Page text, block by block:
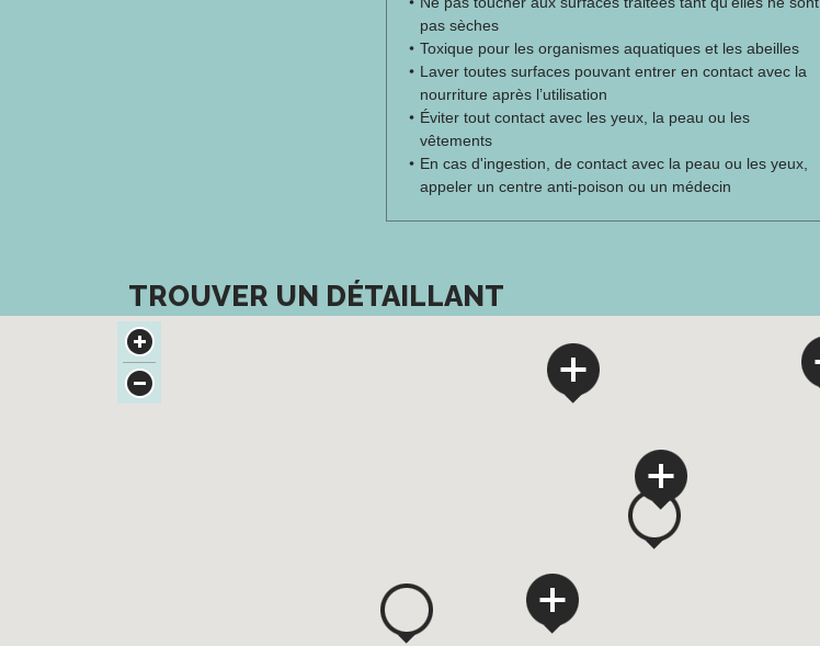
pas sèches
Toxique pour les organismes aquatiques et les abeilles
Laver toutes surfaces pouvant entrer en contact avec la
nourriture après l’utilisation
Éviter tout contact avec les yeux, la peau ou les
vêtements
En cas d'ingestion, de contact avec la peau ou les yeux,
appeler un centre anti-poison ou un médecin
TROUVER UN DÉTAILLANT
22
4
2